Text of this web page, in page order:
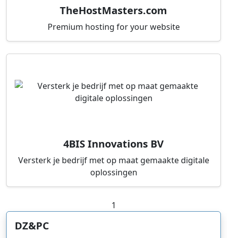
TheHostMasters.com
Premium hosting for your website
4BIS Innovations BV
Versterk je bedrijf met op maat gemaakte digitale
oplossingen
1
DZ&PC